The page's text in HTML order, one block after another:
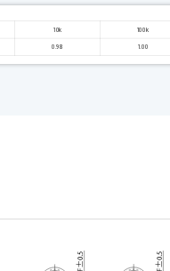
10k 100k
0.98 1.00